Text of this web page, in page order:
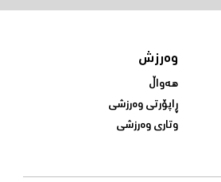
وەرزش
هەواڵ
ڕاپۆرتی وەرزشی
وتاری وەرزشی